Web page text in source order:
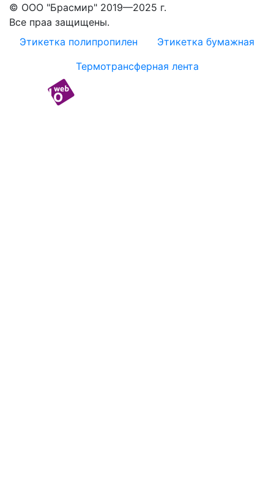
© ООО "Брасмир" 2019—2025 г.
Все праа защищены.
Этикетка полипропилен
Этикетка бумажная
Термотрансферная лента